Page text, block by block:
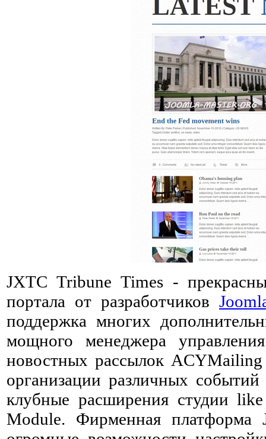
JXTC Tribune Times -
портала от разработчиков
поддержка многих
мощного менеджера
новостных рассылок
организации различных
клубные расширения студии
Module. Фирменная платформа